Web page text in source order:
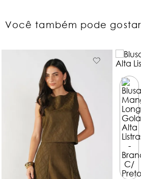
Você também pode